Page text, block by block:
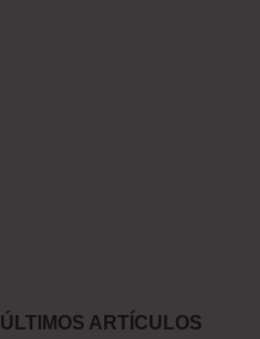
ÚLTIMOS ARTÍCULOS